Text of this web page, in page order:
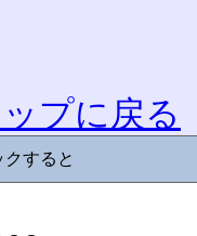
プに戻る
すると